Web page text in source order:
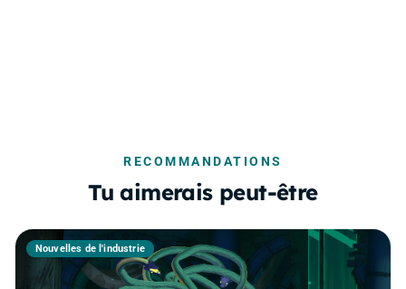
RECOMMANDATIONS
Tu aimerais peut-être
Nouvelles de l'industrie